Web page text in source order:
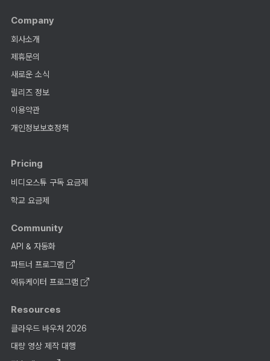
Company
회사소개
제휴문의
새로운 소식
릴리즈 정보
이용약관
개인정보보호정책
Pricing
비디오스튜 구독 요금제
학교 요금제
Community
API & 자동화
파트너 프로그램
에듀케이터 프로그램
Resources
클라우드 바우처 2026
대량 영상 제작 대행